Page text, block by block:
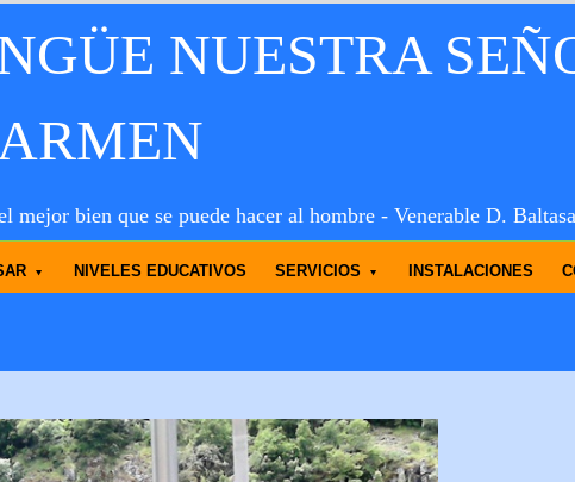
NUESTRA
mejor bien que se puede hacer al hombre - Venerable D.
NIVELES EDUCATIVOS SERVICIOS INSTALACIONES